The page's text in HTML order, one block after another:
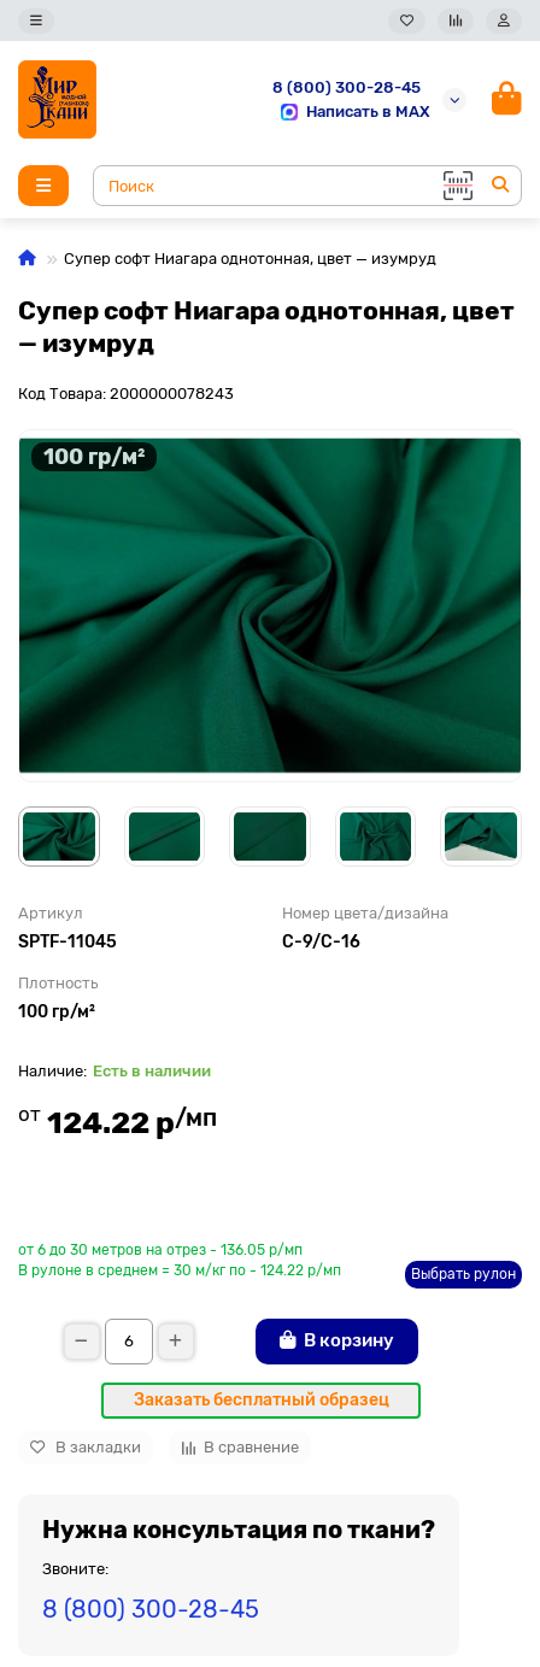
8 (800) 300-28-45
Написать в MAX
Супер софт Ниагара однотонная, цвет — изумруд
Супер софт Ниагара однотонная, цвет
— изумруд
Код Товара: 2000000078243
100 гр/м²
Артикул
SPTF-11045
Номер цвета/дизайна
С-9/С-16
Плотность
100 гр/м²
Есть в наличии
от 124.22 р/мп
от 6 до 30 метров на отрез - 136.05 р/мп
В рулоне в среднем = 30 м/кг по - 124.22 р/мп
Выбрать рулон
В корзину
Заказать бесплатный образец
В закладки В сравнение
Нужна консультация по ткани?
Звоните:
8 (800) 300-28-45